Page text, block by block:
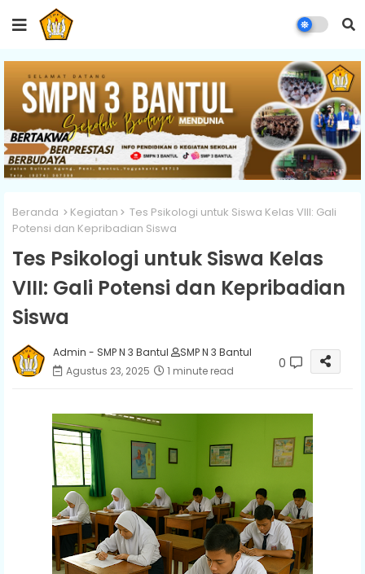
Beranda Kegiatan
Tes Psikologi untuk Siswa Kelas VIII: Gali
Potensi dan Kepribadian Siswa
Tes Psikologi untuk Siswa Kelas
VIII: Gali Potensi dan Kepribadian
Siswa
Admin - SMP N 3 Bantul
SMP N 3 Bantul
Agustus 23, 2025
1 minute read 0